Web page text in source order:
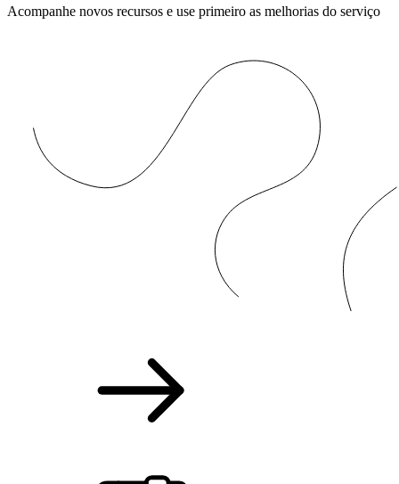
Acompanhe novos recursos e use primeiro as melhorias do serviço